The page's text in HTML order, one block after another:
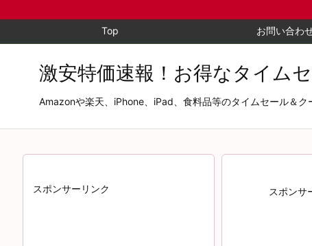
Top お問い合わ
激安特価速報！お得なタイム
Amazonや楽天、iPhone、iPad、食料品等のタイムセール＆
スポンサ
スポンサーリンク